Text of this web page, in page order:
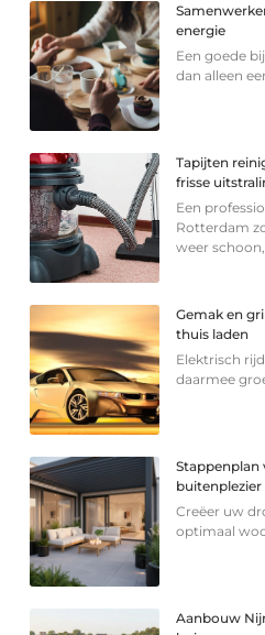
energie
Een goede
dan alleen
Tapijten
frisse
Een
Rotterdam
weer schoon,
Gemak en
thuis laden
Elektrisch
daarmee
buitenplezier
Creëer uw
optimaal
Aanbouw